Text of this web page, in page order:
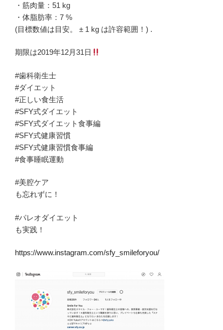
・筋肉量：51 kg
・体脂肪率：7 %
(目標数値は目安。 ± 1 kg は許容範囲！) .
期限は2019年12月31日
#歯科衛生士
#ダイエット
#正しい食生活
#SFY式ダイエット
#SFY式ダイエット食事編
#SFY式健康習慣
#SFY式健康習慣食事編
#食事睡眠運動
#美腔ケア
も忘れずに！
#パレオダイエット
も実践！
https://www.instagram.com/sfy_smileforyou/